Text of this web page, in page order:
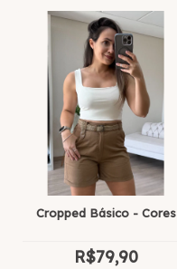
Cropped Básico - Cores
R$79,90